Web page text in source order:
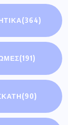
(364)
(191)
(90)